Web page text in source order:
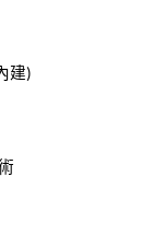
建)